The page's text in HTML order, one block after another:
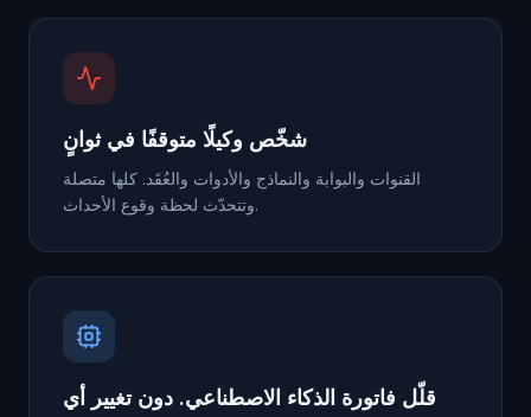
شخّص وكيلًا متوقفًا في ثوانٍ
القنوات والبوابة والنماذج والأدوات والعُقَد. كلها متصلة
وتتحدّث لحظة وقوع الأحداث.
قلّل فاتورة الذكاء الاصطناعي. دون تغيير أي